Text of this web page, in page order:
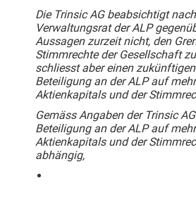
Die Trinsic AG beabsichtigt
Verwaltungsrat der ALP
Aussagen zurzeit nicht, den
Stimmrechte der Gesellschaft
schliesst aber einen
Beteiligung an der ALP auf
Aktienkapitals und der
Gemäss Angaben der Trinsic
Beteiligung an der ALP auf
Aktienkapitals und der
abhängig,